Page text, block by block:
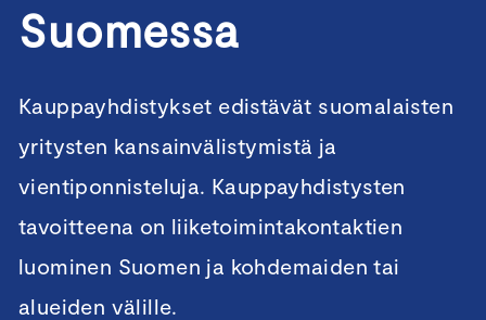
Suomessa
Kauppayhdistykset edistävät suomalaisten
yritysten kansainvälistymistä ja
vientiponnisteluja. Kauppayhdistysten
tavoitteena on liiketoimintakontaktien
luominen Suomen ja kohdemaiden tai
alueiden välille.